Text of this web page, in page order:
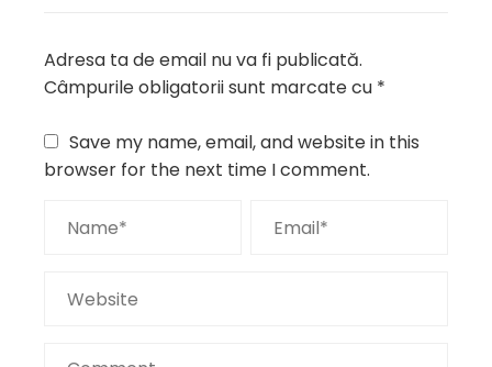
Adresa ta de email nu va fi publicată.
Câmpurile obligatorii sunt marcate cu *
Save my name, email, and website in this
browser for the next time I comment.